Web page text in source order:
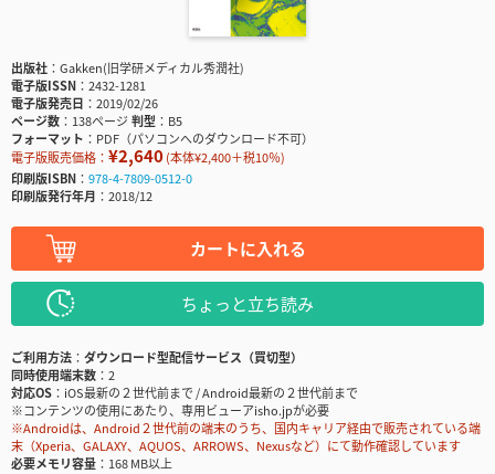
出版社
Gakken(旧学研メディカル秀潤社)
電子版ISSN
2432-1281
電子版発売日
2019/02/26
ページ数
138ページ判型
B5
フォーマット
PDF（パソコンへのダウンロード不可）
電子版販売価格： ¥2,640(本体¥2,400＋税10％)
印刷版ISBN
978-4-7809-0512-0
印刷版発行年月
2018/12
カートに入れる
ちょっと立ち読み
ご利用方法
ダウンロード型配信サービス（買切型）
同時使用端末数
2
対応OS
iOS最新の２世代前まで / Android最新の２世代前まで
※コンテンツの使用にあたり、専用ビューアisho.jpが必要
※Androidは、Android２世代前の端末のうち、国内キャリア経由で販売されている端
末（Xperia、GALAXY、AQUOS、ARROWS、Nexusなど）にて動作確認しています
必要メモリ容量
168 MB以上